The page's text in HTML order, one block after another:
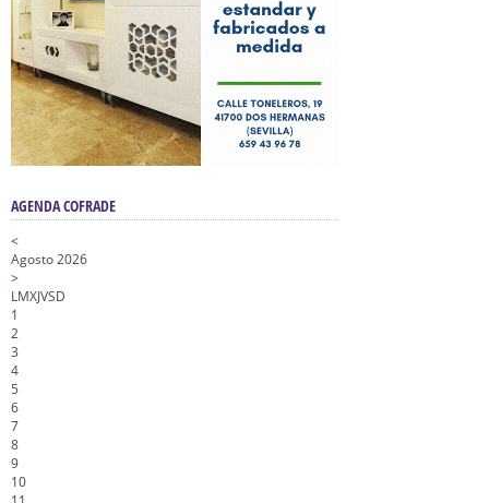
AGENDA COFRADE
<
Agosto 2026
>
LMXJVSD
1
2
3
4
5
6
7
8
9
10